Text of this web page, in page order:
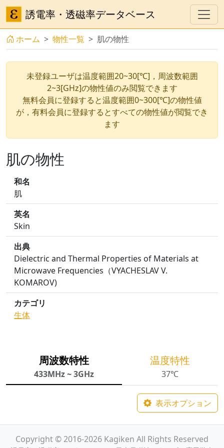
誘電率・透磁率データベース
ホーム 物性一覧 肌の物性
未登録ユーザは温度範囲20~30[℃]，周波数範囲
2~3[GHz]の物性値のみ閲覧できます
無料会員に登録すると温度範囲0~300[℃]の物性値
が，有料会員に登録するとすべての物性値が閲覧でき
ます
肌の物性
和名
肌
英名
Skin
出典
Dielectric and Thermal Properties of Materials at
Microwave Frequencies（VYACHESLAV V.
KOMAROV)
カテゴリ
生体
周波数特性
433MHz ~ 3GHz
温度特性
37℃
表示オプション
Copyright © 2016-2026 Kagiken All Rights Reserved